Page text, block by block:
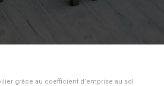
grâce au coefficient d’emprise au sol